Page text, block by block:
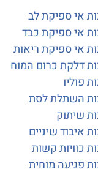
לב
כבד
ריאות
כרום המוח
לסת
שיניים
קשות
מוחית